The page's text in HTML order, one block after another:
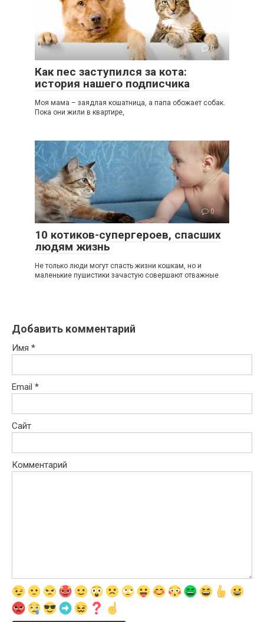
0
Как пес заступился за кота:
история нашего подписчика
Моя мама – заядлая кошатница, а папа обожает собак.
Пока они жили в квартире,
0
10 котиков-супергероев, спасших
людям жизнь
Не только люди могут спасть жизни кошкам, но и
маленькие пушистики зачастую совершают отважные
Добавить комментарий
Имя *
Email *
Сайт
Комментарий